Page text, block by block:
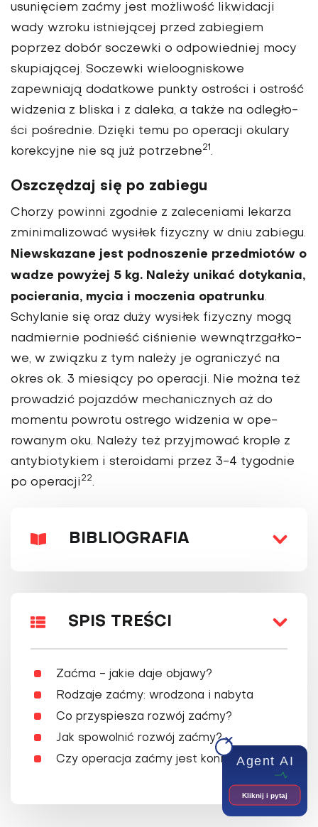
usunięciem zaćmy jest możliwość likwi­dacji
wady wzroku istniejącej przed zabiegiem
poprzez do­bór soczewki o odpowiedniej mocy
skupiającej. Soczewki wieloogniskowe
zapewniają dodatkowe punkty ostrości i ostrość
widzenia z bliska i z daleka, a także na odległo­
ści pośrednie. Dzięki temu po operacji okulary
korekcyj­ne nie są już potrzebne21 .
Oszczędzaj się po zabiegu
Chorzy powinni zgodnie z zaleceniami lekarza
zmini­malizować wysiłek fizyczny w dniu zabiegu.
Niewskazane jest podnoszenie przedmio­tów o
wadze powyżej 5 kg. Należy unikać dotykania,
pocierania, mycia i mocze­nia opatrunku.
Schylanie się oraz duży wysiłek fizyczny mogą
nadmiernie podnieść ciśnienie wewnątrzgałko­
we, w związku z tym nale­ży je ograniczyć na
okres ok. 3 miesiący po operacji. Nie można też
prowadzić pojazdów mechanicznych aż do
momentu powrotu ostrego widzenia w ope­
rowanym oku. Należy też przyjmować krople z
anty­biotykiem i steroidami przez 3-4 tygodnie
po operacji 22.
BIBLIOGRAFIA
SPIS TREŚCI
Zaćma - jakie daje objawy?
Rodzaje zaćmy: wrodzona i nabyta
Co przyspiesza rozwój zaćmy?
Jak spowolnić rozwój zaćmy?
Czy operacja zaćmy jest konieczna?Agent AI
Kliknij i pytaj